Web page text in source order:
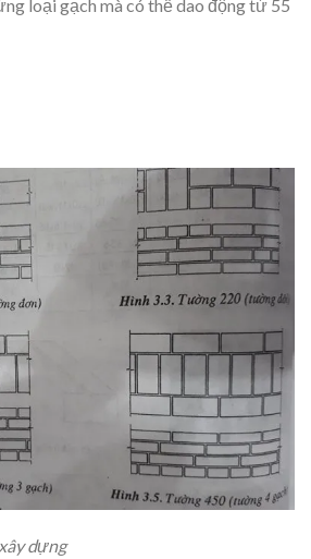
loại gạch mà có thể dao động từ 55
dựng